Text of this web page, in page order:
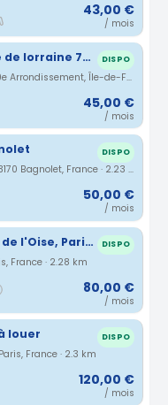
43,00 €
/ mois
parking moto 30 rue de lorraine 75019 Paris DISPO
30 Rue de Lorraine, Paris 19e Arrondissement, Île-de-France, France · 2.22 km
45,00 €
/ mois
DISPO
45 Rue de la Capsulerie, 93170 Bagnolet, France · 2.23 km
50,00 €
/ mois
Parking à louer quai de l'Oise, Paris 19 DISPO
France · 2.28 km
80,00 €
/ mois
louer DISPO
France · 2.3 km
120,00 €
/ mois